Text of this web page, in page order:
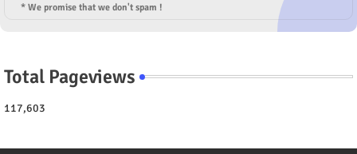
* We promise that we don't spam !
Total Pageviews
117,603